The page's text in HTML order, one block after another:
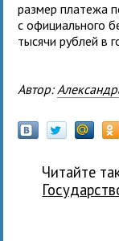
размер платежа
с официального
тысячи рублей в
Автор:
Читайте